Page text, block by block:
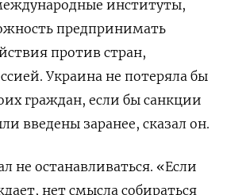
институты,
предпринимать
против стран,
Украина не потеряла бы
граждан, если бы санкции
введены заранее, сказал он.
не останавливаться. «Если
нет смысла собираться